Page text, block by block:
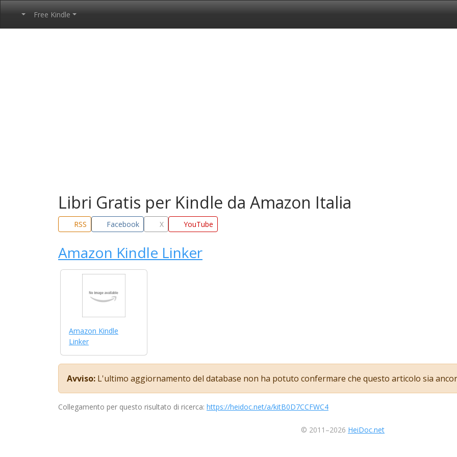
Free Kindle
Libri Gratis per Kindle da Amazon Italia
RSS Facebook X YouTube
Amazon Kindle Linker
Amazon Kindle
Linker
Avviso: L'ultimo aggiornamento del database non ha potuto confermare che questo articolo sia
Collegamento per questo risultato di ricerca: https://heidoc.net/a/kitB0D7CCFWC4
© 2011–2026 HeiDoc.net